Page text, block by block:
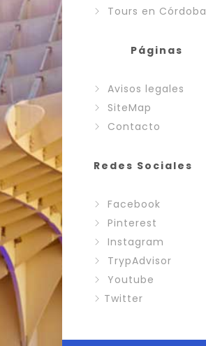
Tours en Córdoba
Páginas
Avisos legales
SiteMap
Contacto
Redes Sociales
Facebook
Pinterest
Instagram
TrypAdvisor
Youtube
Twitter